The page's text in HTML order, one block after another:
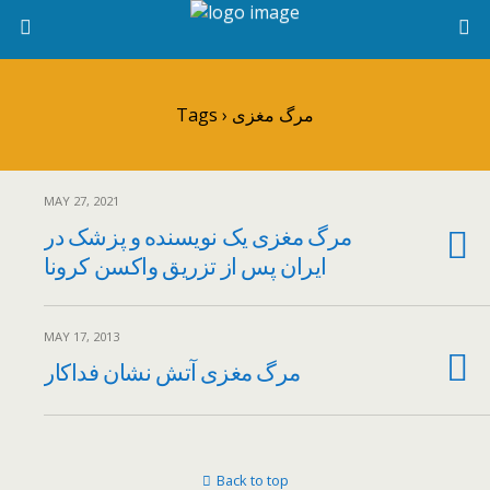
Tags › مرگ مغزی
MAY 27, 2021
مرگ مغزی یک نویسنده و پزشک در
ایران پس از تزریق واکسن کرونا
MAY 17, 2013
مرگ مغزی آتش نشان فداکار
Back to top